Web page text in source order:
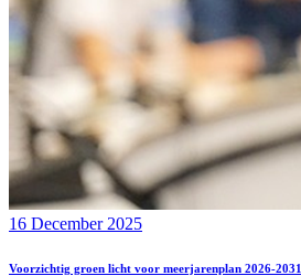
16 December 2025
Voorzichtig groen licht voor meerjarenplan 2026-2031